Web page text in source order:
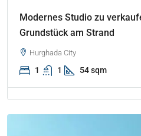
Modernes Studio zu
Grundstück am Strand
Hurghada City
1 1 54 sqm